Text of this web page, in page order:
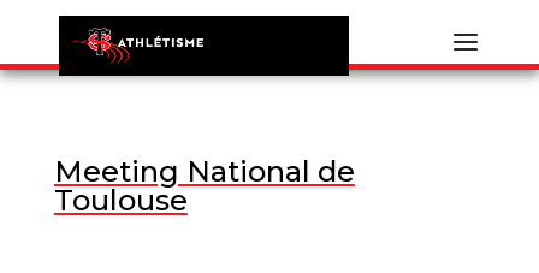
Meeting National de
Toulouse